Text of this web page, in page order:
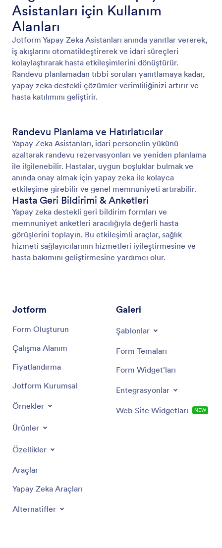
Asistanları için Kullanım
Alanları
Jotform Yapay Zeka Asistanları anında yanıtlar vererek,
iş akışlarını otomatikleştirerek ve idari süreçleri
kolaylaştırarak hasta etkileşimlerini dönüştürür.
Randevu planlamadan tıbbi soruları yanıtlamaya kadar,
yapay zeka destekli çözümler verimliliğinizi artırır ve
hasta katılımını geliştirir.
Randevu Planlama ve Hatırlatıcılar
Yapay Zeka Asistanları, idari personelin yükünü
azaltarak randevu rezervasyonları ve yeniden planlama
ile ilgilenebilir. Hastalar, uygun boşluklar bulmak ve
anında onay almak için yapay zeka ile kolayca
etkileşime girebilir ve genel memnuniyeti artırabilir.
Hasta Geri Bildirimi & Anketleri
Yapay zeka destekli geri bildirim formları ve
memnuniyet anketleri aracılığıyla değerli hasta
görüşlerini toplayın. Bu etkileşimli araçlar, sağlık
hizmeti sağlayıcılarının hizmetleri iyileştirmesine ve
hasta bakımını geliştirmesine yardımcı olur.
Jotform
Form Oluşturun
Çalışma Alanım
Fiyatlandırma
Jotform Kurumsal
Örnekler
Ürünler
Özellikler
Araçlar
Yapay Zeka Araçları
Alternatifler
Galeri
Şablonlar
Form Temaları
Form Widget'ları
Entegrasyonlar
Web Site Widgetları NEW